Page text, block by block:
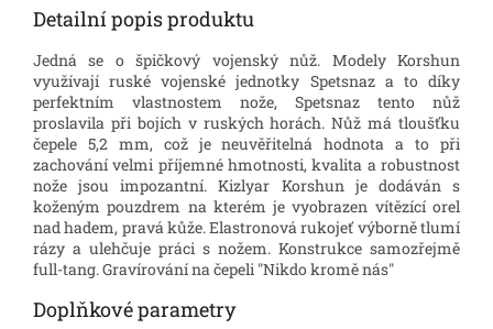
Detailní popis produktu
Jedná se o špičkový vojenský nůž. Modely Korshun
využívají ruské vojenské jednotky Spetsnaz a to díky
perfektním vlastnostem nože, Spetsnaz tento nůž
proslavila při bojích v ruských horách. Nůž má tloušťku
čepele 5,2 mm, což je neuvěřitelná hodnota a to při
zachování velmi příjemné hmotnosti, kvalita a robustnost
nože jsou impozantní. Kizlyar Korshun je dodáván s
koženým pouzdrem na kterém je vyobrazen vítězící orel
nad hadem, pravá kůže. Elastronová rukojeť výborně tlumí
rázy a ulehčuje práci s nožem. Konstrukce samozřejmě
full-tang.Gravírování na čepeli "Nikdo kromě nás"
Doplňkové parametry